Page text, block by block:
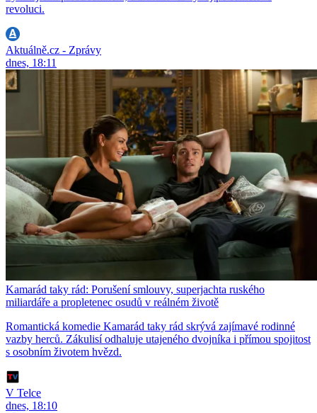
revoluci.
Aktuálně.cz - Zprávy
dnes, 18:11
Kamarád taky rád: Porušení smlouvy, superjachta ruského
miliardáře a propletenec osudů v reálném životě
Romantická komedie Kamarád taky rád skrývá zajímavé rodinné
vazby herců. Zákulisí odhaluje utajeného dvojníka i přímou spojitost
s osobním životem hvězd.
V Telce
dnes, 18:10